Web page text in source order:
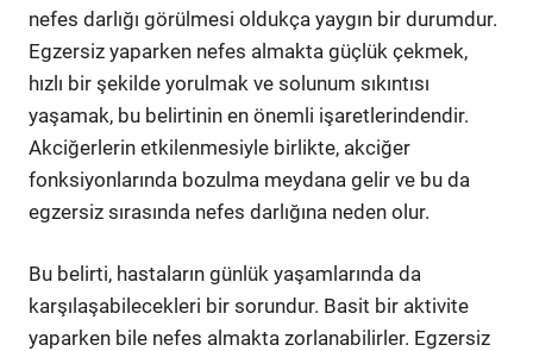
nefes darlığı görülmesi oldukça yaygın bir durumdur.
Egzersiz yaparken nefes almakta güçlük çekmek,
hızlı bir şekilde yorulmak ve solunum sıkıntısı
yaşamak, bu belirtinin en önemli işaretlerindendir.
Akciğerlerin etkilenmesiyle birlikte, akciğer
fonksiyonlarında bozulma meydana gelir ve bu da
egzersiz sırasında nefes darlığına neden olur.
Bu belirti, hastaların günlük yaşamlarında da
karşılaşabilecekleri bir sorundur. Basit bir aktivite
yaparken bile nefes almakta zorlanabilirler. Egzersiz